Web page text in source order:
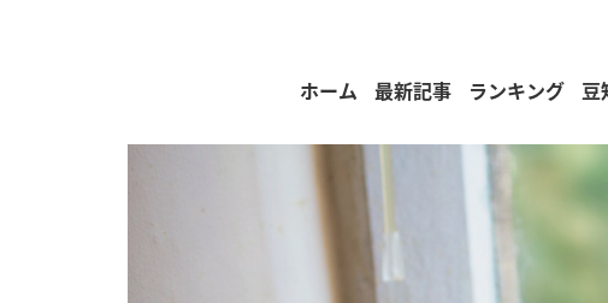
ホーム 最新記事 ランキング 豆